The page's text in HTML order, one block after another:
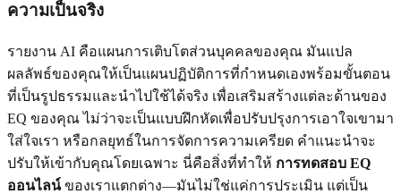
ความเป็นจริง
รายงาน AI คือแผนการเติบโตส่วนบุคคลของคุณ มันแปล
ผลลัพธ์ของคุณให้เป็นแผนปฏิบัติการที่กำหนดเองพร้อมขั้นตอน
ที่เป็นรูปธรรมและนำไปใช้ได้จริง เพื่อเสริมสร้างแต่ละด้านของ
EQ ของคุณ ไม่ว่าจะเป็นแบบฝึกหัดเพื่อปรับปรุงการเอาใจเขามา
ใส่ใจเรา หรือกลยุทธ์ในการจัดการความเครียด คำแนะนำจะ
ปรับให้เข้ากับคุณโดยเฉพาะ นี่คือสิ่งที่ทำให้ การทดสอบ EQ
ออนไลน์ของเราแตกต่าง—มันไม่ใช่แค่การประเมิน แต่เป็น